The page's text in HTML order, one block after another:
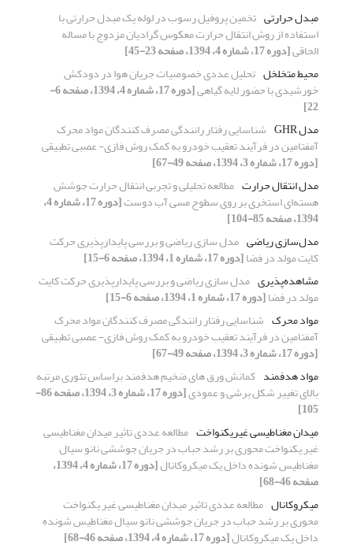
مبدل حرارتی تخمین پروفیل رسوب در لوله یک مبدل حرارتی با
استفاده از روش انتقال حرارت معکوس گرادیان مزدوج با مساله
الحاقی[دوره 17، شماره 4، 1394، صفحه 23-45]
محیط متخلخل تحلیل عددی خصوصیات جریان هوا در دودکش
خورشیدی با حضور لایه گیاهی [دوره 17، شماره 4، 1394، صفحه 6-
22]
مدل GHR
شناسایی رفتار رانندگی مصرف کنندگان مواد محرک
آمفتامین در فرآیند تعقیب خودرو به کمک روش فازی- عصبی تطبیقی
[دوره 17، شماره 3، 1394، صفحه 49-67]
مدل انتقال حرارت مطالعه تحلیلی و تجربی انتقال حرارت جوشش
هسته‌ای استخری بر روی سطوح مسی آب دوست [دوره 17، شماره 4،
1394، صفحه 85-104]
مدل‌سازی ریاضی مدل سازی ریاضی و بررسی پایدارپذیری حرکت
کایت مولد در فضا[دوره 17، شماره 1، 1394، صفحه 6-15]
مشاهده‌پذیری مدل سازی ریاضی و بررسی پایدارپذیری حرکت کایت
مولد در فضا[دوره 17، شماره 1، 1394، صفحه 6-15]
مواد محرک شناسایی رفتار رانندگی مصرف کنندگان مواد محرک
آمفتامین در فرآیند تعقیب خودرو به کمک روش فازی- عصبی تطبیقی
[دوره 17، شماره 3، 1394، صفحه 49-67]
مواد هدفمند کمانش ورق های ضخیم هدفمند براساس تئوری مرتبه
بالای تغییر شکل برشی و عمودی [دوره 17، شماره 3، 1394، صفحه 86-
105]
میدان مغناطیسی غیریکنواخت مطالعه عددی تاثیر میدان مغناطیسی
غیر یکنواخت محوری بر رشد حباب در جریان جوششی نانو سیال
مغناطیس شونده داخل یک میکروکانال [دوره 17، شماره 4، 1394،
صفحه 46-68]
میکروکانال مطالعه عددی تاثیر میدان مغناطیسی غیر یکنواخت
محوری بر رشد حباب در جریان جوششی نانو سیال مغناطیس شونده
داخل یک میکروکانال[دوره 17، شماره 4، 1394، صفحه 46-68]